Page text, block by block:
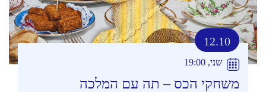
12.10
שני, 19:00
משחקי הכס – תה עם המלכה